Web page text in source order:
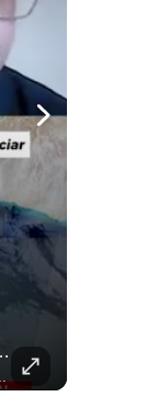
Al Golfo? | Gestión Mundo